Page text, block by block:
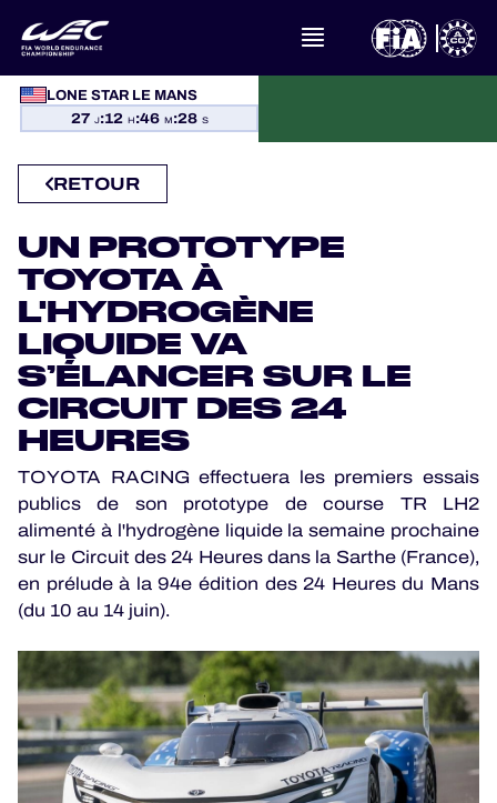
LONE STAR LE MANS
27 J:12 H:46 M:28 S
À PROPOS DU FIA WEC
CLASSEMENTS
RÉSULTATS
LA GRILLE
OÙ REGARDER
PROGRAMMES OFFICIELS
JEU OFFICIEL
HOSPITALITÉS
BILLETTERIE
RETOUR
UN PROTOTYPE
TOYOTA À
L'HYDROGÈNE
LIQUIDE VA
S’ÉLANCER SUR LE
CIRCUIT DES 24
HEURES
TOYOTA RACING effectuera les premiers essais
publics de son prototype de course TR LH2
alimenté à l'hydrogène liquide la semaine prochaine
sur le Circuit des 24 Heures dans la Sarthe (France),
en prélude à la 94e édition des 24 Heures du Mans
(du 10 au 14 juin).